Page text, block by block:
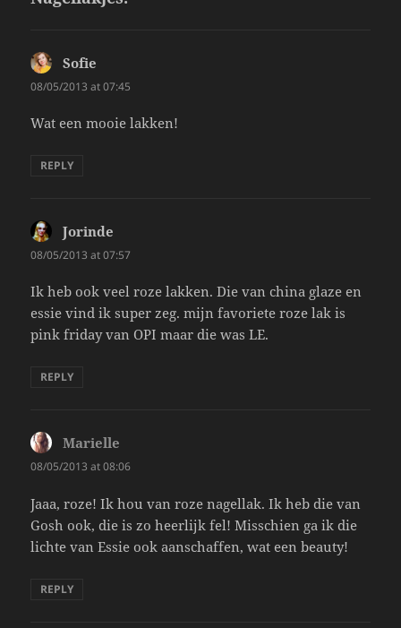
Sofie
08/05/2013 at 07:45
Wat een mooie lakken!
REPLY
Jorinde
08/05/2013 at 07:57
Ik heb ook veel roze lakken. Die van china glaze en
essie vind ik super zeg. mijn favoriete roze lak is
pink friday van OPI maar die was LE.
REPLY
Marielle
08/05/2013 at 08:06
Jaaa, roze! Ik hou van roze nagellak. Ik heb die van
Gosh ook, die is zo heerlijk fel! Misschien ga ik die
lichte van Essie ook aanschaffen, wat een beauty!
REPLY